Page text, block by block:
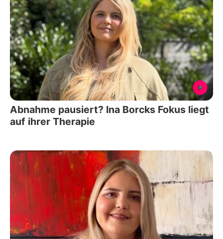
Abnahme pausiert? Ina Borcks Fokus liegt
auf ihrer Therapie